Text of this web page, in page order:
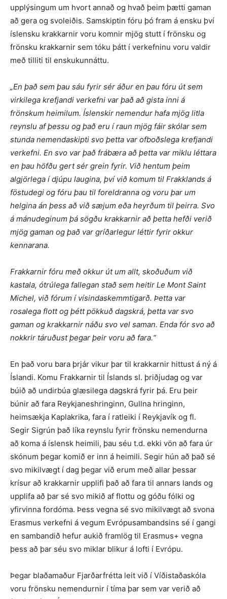
upplýsingum um hvort annað og hvað þeim þætti gaman
að gera og svoleiðis. Samskiptin fóru þó fram á ensku því
íslensku krakkarnir voru komnir mjög stutt í frönsku og
frönsku krakkarnir sem tóku þátt í verkefninu voru valdir
með tilliti til enskukunnáttu.
„En það sem þau sáu fyrir sér áður en þau fóru út sem
virkilega krefjandi verkefni var það að gista inni á
frönskum heimilum. Íslenskir nemendur hafa mjög litla
reynslu af þessu og það eru í raun mjög fáir skólar sem
stunda nemendaskipti svo þetta var ofboðslega krefjandi
verkefni. En svo var það frábæra að þetta var miklu léttara
en þau höfðu gert sér grein fyrir. Við hentum þeim
algjörlega í djúpu laugina, því við komum til Frakklands á
föstudegi og fóru þau til foreldranna og voru þar um
helgina án þess að við sæjum eða heyrðum til þeirra. Svo
á mánudeginum þá sögðu krakkarnir að þetta hefði verið
mjög gaman og það var gríðarlegur léttir fyrir okkur
kennarana.
Frakkarnir fóru með okkur út um allt, skoðuðum við
kastala, ótrúlega fallegan stað sem heitir Le Mont Saint
Michel, við fórum í vísindaskemmtigarð. Þetta var
rosalega flott og þétt pökkuð dagskrá, þetta var svo
gaman og krakkarnir náðu svo vel saman. Enda fór svo að
nokkrir táruðust þegar þeir voru að fara.“
En það voru bara þrjár vikur þar til krakkarnir hittust á ný á
Íslandi. Komu Frakkarnir til Íslands sl. þriðjudag og var
búið að undirbúa glæsilega dagskrá fyrir þá. Eru þeir
búnir að fara Reykjaneshringinn, Gullna hringinn,
heimsækja Kaplakrika, fara í ratleiki í Reykjavík og fl.
Segir Sigrún það líka reynslu fyrir frönsku nemendurna
að koma á íslensk heimili, þau séu t.d. ekki vön að fara úr
skónum þegar komið er inn á heimili. Segir hún að það sé
svo mikilvægt í dag þegar við erum með allar þessar
krísur að krakkarnir upplifi það að fara til annars lands og
upplifa að þar sé svo mikið af flottu og góðu fólki og
yfirvinna fordóma. Þess vegna sé svo mikilvægt að svona
Erasmus verkefni á vegum Evrópusambandsins sé í gangi
en sambandið hefur aukið framlög til Erasmus+ vegna
þess að þar séu svo miklar blikur á lofti í Evrópu.
Þegar blaðamaður Fjarðarfrétta leit við í Víðistaðaskóla
voru frönsku nemendurnir í tíma þar sem var verið að